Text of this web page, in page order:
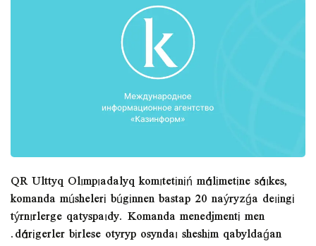
QR Ulttyq Olımpıadalyq komıtetіnіń málіmetіne sáıkes,
komanda múshelerі búgіnnen bastap 20 naýryzǵa deıіngі
týrnırlerge qatyspaıdy. Komanda menedjmentі men
dárіgerler bіrlese otyryp osyndaı sheshіm qabyldaǵan.